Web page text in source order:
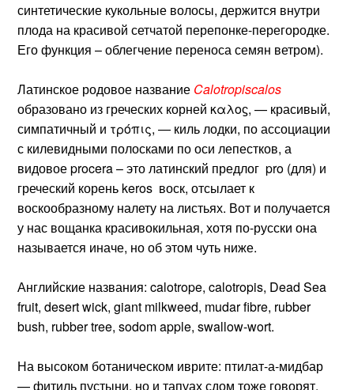
синтетические кукольные волосы, держится внутри
плода на красивой сетчатой перепонке-перегородке.
Его функция – облегчение переноса семян ветром).
Латинское родовое название Calotropiscalos
образовано из греческих корней καλοϛ, — красивый,
симпатичный и τρόπις, — киль лодки, по ассоциации
с килевидными полосками по оси лепестков, а
видовое procera – это латинский предлог pro (для) и
греческий корень keros воск, отсылает к
воскообразному налету на листьях. Вот и получается
у нас вощанка красивокильная, хотя по-русски она
называется иначе, но об этом чуть ниже.
Английские названия: calotrope, calotropis, Dead Sea
fruit, desert wick, giant milkweed, mudar fibre, rubber
bush, rubber tree, sodom apple, swallow-wort.
На высоком ботаническом иврите: птилат-а-мидбар
— фитиль пустыни, но и тапуах сдом тоже говорят.